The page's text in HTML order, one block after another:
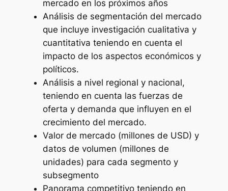
mercado en los próximos años
Análisis de segmentación del mercado
que incluye investigación cualitativa y
cuantitativa teniendo en cuenta el
impacto de los aspectos económicos y
políticos.
Análisis a nivel regional y nacional,
teniendo en cuenta las fuerzas de
oferta y demanda que influyen en el
crecimiento del mercado.
Valor de mercado (millones de USD) y
datos de volumen (millones de
unidades) para cada segmento y
subsegmento
Panorama competitivo teniendo en